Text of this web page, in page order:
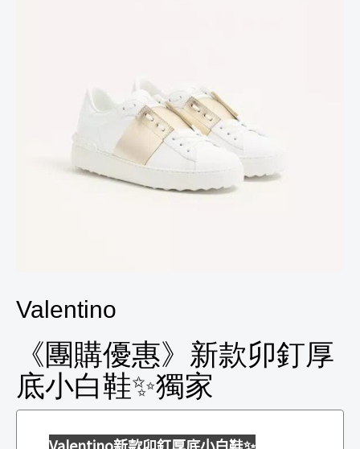
Valentino
《團購優惠》新款卯釘厚
底小白鞋✨獨家